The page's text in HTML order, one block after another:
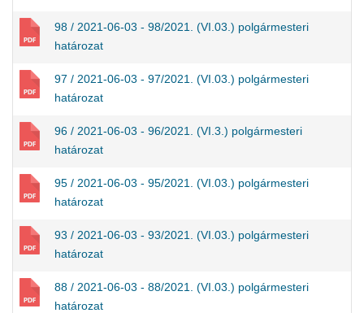
98 / 2021-06-03 - 98/2021. (VI.03.) polgármesteri
határozat
97 / 2021-06-03 - 97/2021. (VI.03.) polgármesteri
határozat
96 / 2021-06-03 - 96/2021. (VI.3.) polgármesteri
határozat
95 / 2021-06-03 - 95/2021. (VI.03.) polgármesteri
határozat
93 / 2021-06-03 - 93/2021. (VI.03.) polgármesteri
határozat
88 / 2021-06-03 - 88/2021. (VI.03.) polgármesteri
határozat